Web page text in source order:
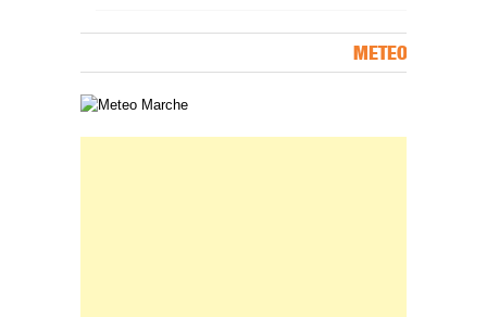
METEO
Carta meteorologica delle Marche